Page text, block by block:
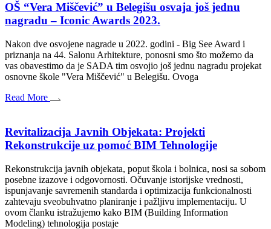
OŠ “Vera Miščević” u Belegišu osvaja još jednu
nagradu – Iconic Awards 2023.
Nakon dve osvojene nagrade u 2022. godini - Big See Award i
priznanja na 44. Salonu Arhitekture, ponosni smo što možemo da
vas obavestimo da je SADA tim osvojio još jednu nagradu projekat
osnovne škole "Vera Miščević" u Belegišu. Ovoga
Read More
Revitalizacija Javnih Objekata: Projekti
Rekonstrukcije uz pomoć BIM Tehnologije
Rekonstrukcija javnih objekata, poput škola i bolnica, nosi sa sobom
posebne izazove i odgovornosti. Očuvanje istorijske vrednosti,
ispunjavanje savremenih standarda i optimizacija funkcionalnosti
zahtevaju sveobuhvatno planiranje i pažljivu implementaciju. U
ovom članku istražujemo kako BIM (Building Information
Modeling) tehnologija postaje